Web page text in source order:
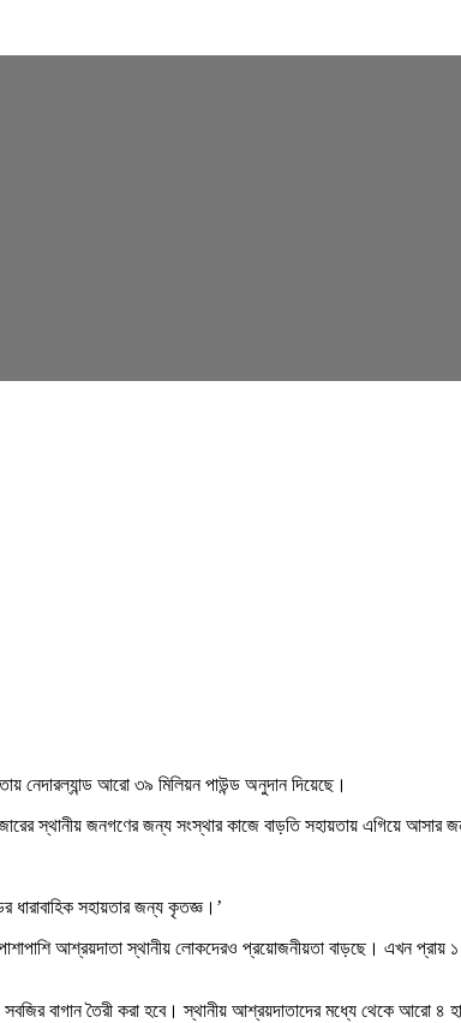
নেদারল্যান্ড আরো ৩৯ মিলিয়ন পাউন্ড অনুদান দিয়েছে।
স্থানীয় জনগণের জন্য সংস্থার কাজে বাড়তি সহায়তায় এগিয়ে আসার
ধারাবাহিক সহায়তার জন্য কৃতজ্ঞ।’
আশ্রয়দাতা স্থানীয় লোকদেরও প্রয়োজনীয়তা বাড়ছে। এখন প্রায়
বাগান তৈরী করা হবে। স্থানীয় আশ্রয়দাতাদের মধ্যে থেকে আরো ৪